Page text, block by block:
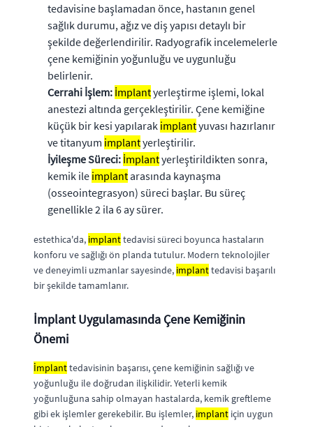
tedavisine başlamadan önce, hastanın genel
sağlık durumu, ağız ve diş yapısı detaylı bir
şekilde değerlendirilir. Radyografik incelemelerle
çene kemiğinin yoğunluğu ve uygunluğu
belirlenir.
Cerrahi İşlem: İmplantyerleştirme işlemi, lokal
anestezi altında gerçekleştirilir. Çene kemiğine
küçük bir kesi yapılarak implantyuvası hazırlanır
ve titanyum implantyerleştirilir.
İyileşme Süreci: İmplantyerleştirildikten sonra,
kemik ile implantarasında kaynaşma
(osseointegrasyon) süreci başlar. Bu süreç
genellikle 2 ila 6 ay sürer.
estethica'da, implanttedavisi süreci boyunca hastaların
konforu ve sağlığı ön planda tutulur. Modern teknolojiler
ve deneyimli uzmanlar sayesinde, implanttedavisi başarılı
bir şekilde tamamlanır.
İmplant Uygulamasında Çene Kemiğinin
Önemi
İmplanttedavisinin başarısı, çene kemiğinin sağlığı ve
yoğunluğu ile doğrudan ilişkilidir. Yeterli kemik
yoğunluğuna sahip olmayan hastalarda, kemik greftleme
gibi ek işlemler gerekebilir. Bu işlemler, implant için uygun